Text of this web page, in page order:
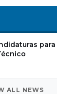
ALL NEWS